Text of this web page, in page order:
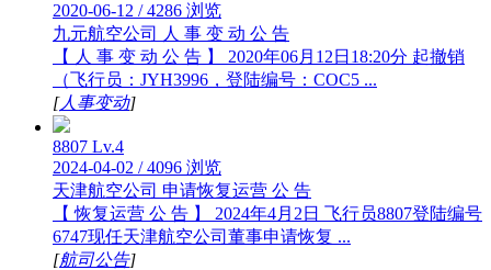
2020-06-12 / 4286 浏览
九元航空公司 人 事 变 动 公 告
【 人 事 变 动 公 告 】 2020年06月12日18:20分 起撤销
（飞行员：JYH3996，登陆编号：COC5 ...
[人事变动]
8807 Lv.4
2024-04-02 / 4096 浏览
天津航空公司 申请恢复运营 公 告
【 恢复运营 公 告 】 2024年4月2日 飞行员8807登陆编号
6747现任天津航空公司董事申请恢复 ...
[航司公告]